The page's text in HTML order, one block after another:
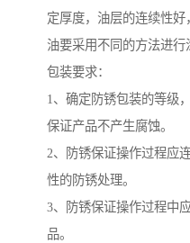
定厚度，油层的连续性
油要采用不同的方法进
包装要求：
1、确定防锈包装的等级
保证产品不产生腐蚀。
2、防锈保证操作过程应
性的防锈处理。
3、防锈保证操作过程中
品。